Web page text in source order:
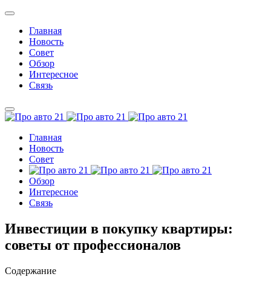
Главная
Новость
Совет
Обзор
Интересное
Связь
Главная
Новость
Совет
Обзор
Интересное
Связь
Инвестиции в покупку квартиры:
советы от профессионалов
Содержание